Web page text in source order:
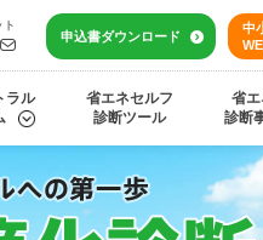
申込書ダウンロード
中
ラル
省エネセルフ
診断ツール
省エ
診断